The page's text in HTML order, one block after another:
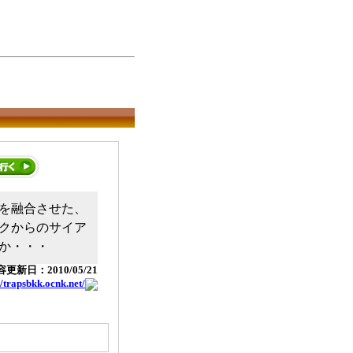
融合させた、
からのサイア
・・・
更新日：2010/05/21